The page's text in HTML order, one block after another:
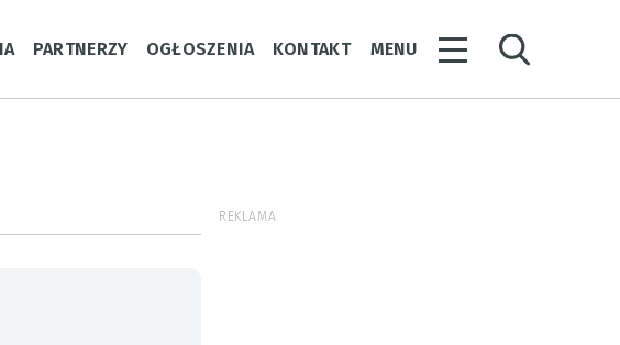
PARTNERZY OGŁOSZENIA KONTAKT MENU
REKLAMA